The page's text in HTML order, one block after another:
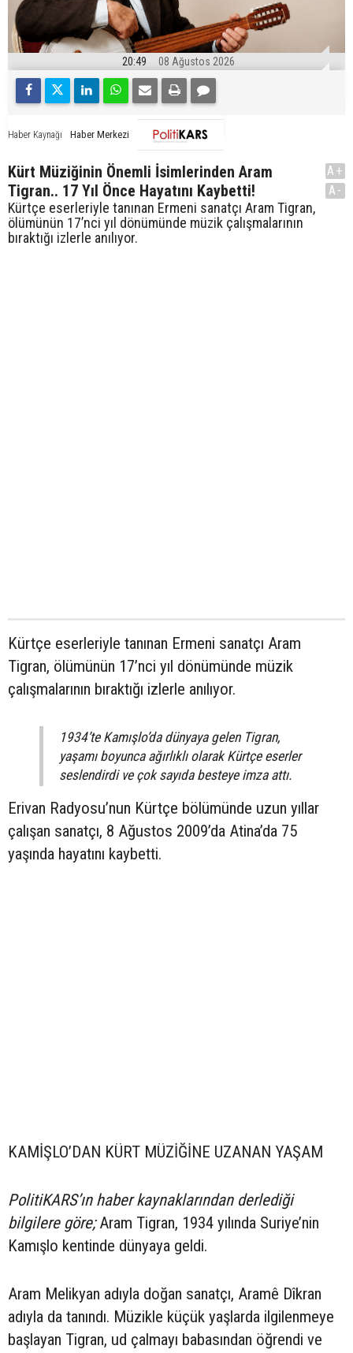
20:49 08 Ağustos 2026
Haber Kaynağı Haber Merkezi
Kürt Müziğinin Önemli İsimlerinden Aram
Tigran.. 17 Yıl Önce Hayatını Kaybetti!
Kürtçe eserleriyle tanınan Ermeni sanatçı Aram Tigran,
ölümünün 17’nci yıl dönümünde müzik çalışmalarının
bıraktığı izlerle anılıyor.
A+
A-
Kürtçe eserleriyle tanınan Ermeni sanatçı Aram
Tigran, ölümünün 17’nci yıl dönümünde müzik
çalışmalarının bıraktığı izlerle anılıyor.
1934’te Kamışlo’da dünyaya gelen Tigran,
yaşamı boyunca ağırlıklı olarak Kürtçe eserler
seslendirdi ve çok sayıda besteye imza attı.
Erivan Radyosu’nun Kürtçe bölümünde uzun yıllar
çalışan sanatçı, 8 Ağustos 2009’da Atina’da 75
yaşında hayatını kaybetti.
KAMİŞLO’DAN KÜRT MÜZİĞİNE UZANAN YAŞAM
PolitiKARS’ın haber kaynaklarından derlediği
bilgilere göre;Aram Tigran, 1934 yılında Suriye’nin
Kamışlo kentinde dünyaya geldi.
Aram Melikyan adıyla doğan sanatçı, Aramê Dîkran
adıyla da tanındı. Müzikle küçük yaşlarda ilgilenmeye
başlayan Tigran, ud çalmayı babasından öğrendi ve